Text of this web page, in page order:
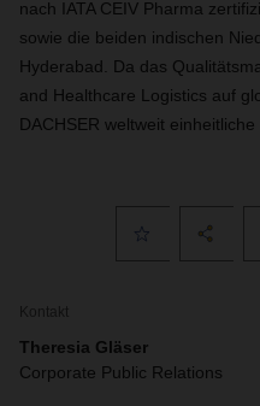
nach IATA CEIV Pharma
sowie die beiden indischen
Hyderabad. Da das
and Healthcare Logistics auf
DACHSER weltweit
Kontakt
Theresia Gläser
Corporate Public Relations